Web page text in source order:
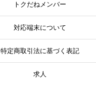
トクだねメンバー
対応端末について
特定商取引法に基づく表記
求人